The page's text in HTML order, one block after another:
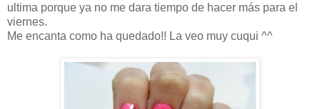
ultima porque ya no me dara tiempo de hacer más para el
viernes.
Me encanta como ha quedado!! La veo muy cuqui ^^